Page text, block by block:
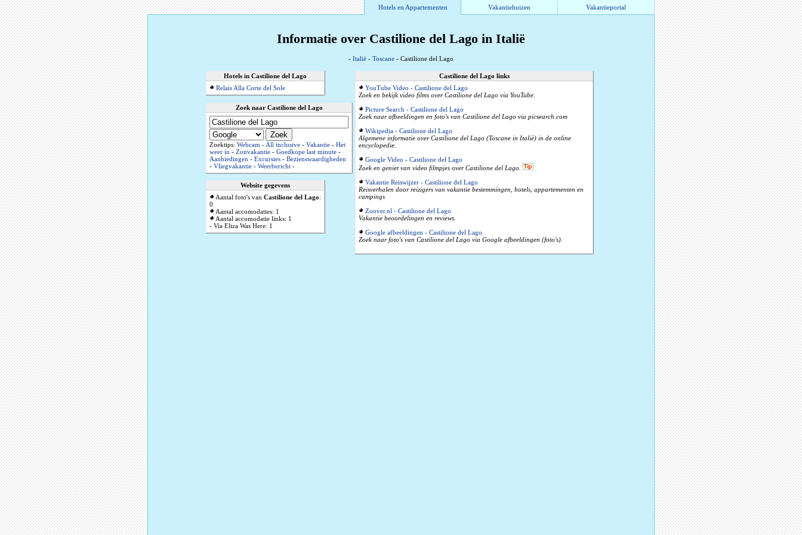
Hotels en Appartementen Vakantiehuizen Vakantieportal
Informatie over Castilione del Lago in Italië
- Italië - Toscane - Castilione del Lago
Hotels in Castilione del Lago
Relais Alla Corte del Sole
Zoek naar Castilione del Lago
Zoektips: Webcam -All inclusive - Vakantie - Het
weer in - Zonvakantie - Goedkope last minute -
Aanbiedingen - Excursies - Bezienswaardigheden
- Vliegvakantie - Weerbericht -
Website gegevens
Aantal foto's van Castilione del Lago:
0
Aantal accomodaties: 1
Aantal accomodatie links: 1
- Via Eliza Was Here: 1
Castilione del Lago links
YouTube Video - Castilione del Lago
Zoek en bekijk video films over Castilione del Lago via YouTube.
Picture Search - Castilione del Lago
Zoek naar afbeeldingen en foto's van Castilione del Lago via picsearch.com
Wikipedia - Castilione del Lago
Algemene informatie over Castilione del Lago (Toscane in Italië) in de online
encyclopedie.
Google Video - Castilione del Lago
Zoek en geniet van video filmpjes over Castilione del Lago.
Vakantie Reiswijzer - Castilione del Lago
Reisverhalen door reizigers van vakantie bestemmingen, hotels, appartementen en
campings
Zoover.nl - Castilione del Lago
Vakantie beoordelingen en reviews.
Google afbeeldingen - Castilione del Lago
Zoek naar foto's van Castilione del Lago via Google afbeeldingen (foto's).